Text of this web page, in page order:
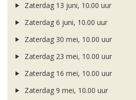
Zaterdag 13 juni, 10.00 uur
Zaterdag 6 juni, 10.00 uur
Zaterdag 30 mei, 10.00 uur
Zaterdag 23 mei, 10.00 uur
Zaterdag 16 mei, 10.00 uur
Zaterdag 9 mei, 10.00 uur